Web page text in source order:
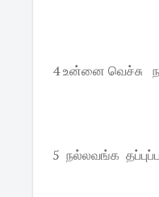
4 உன்னை வெச்சு
5 நல்லவங்க